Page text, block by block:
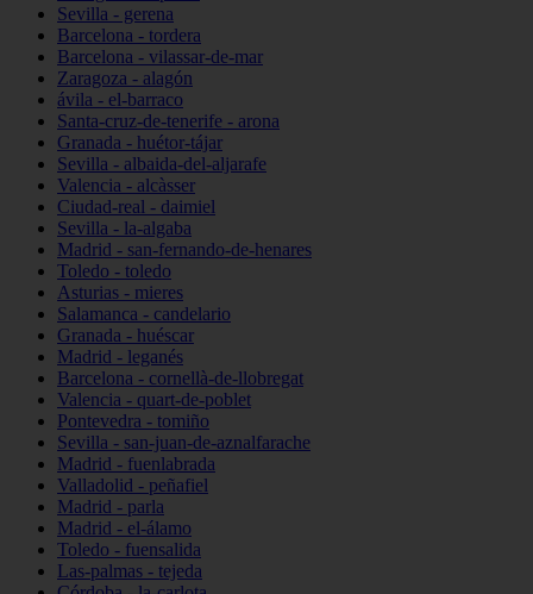
Sevilla - gerena
Barcelona - tordera
Barcelona - vilassar-de-mar
Zaragoza - alagón
ávila - el-barraco
Santa-cruz-de-tenerife - arona
Granada - huétor-tájar
Sevilla - albaida-del-aljarafe
Valencia - alcàsser
Ciudad-real - daimiel
Sevilla - la-algaba
Madrid - san-fernando-de-henares
Toledo - toledo
Asturias - mieres
Salamanca - candelario
Granada - huéscar
Madrid - leganés
Barcelona - cornellà-de-llobregat
Valencia - quart-de-poblet
Pontevedra - tomiño
Sevilla - san-juan-de-aznalfarache
Madrid - fuenlabrada
Valladolid - peñafiel
Madrid - parla
Madrid - el-álamo
Toledo - fuensalida
Las-palmas - tejeda